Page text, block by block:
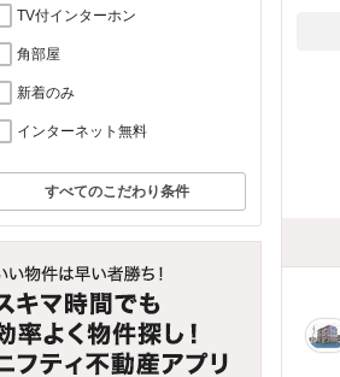
TV付インターホン
角部屋
新着のみ
インターネット無料
すべてのこだわり条件